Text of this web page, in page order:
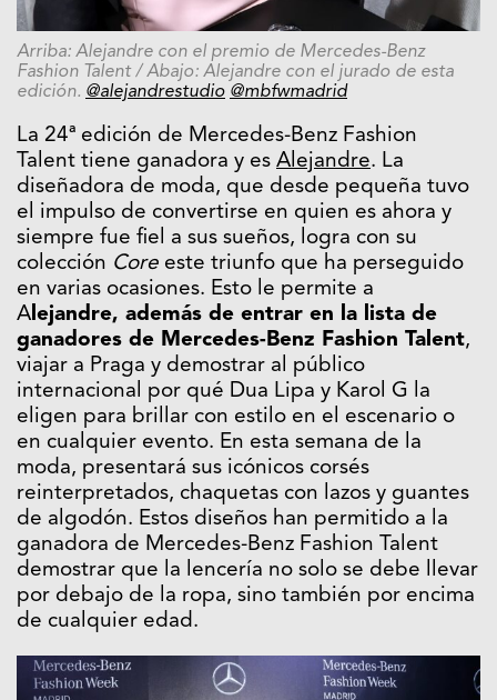
Arriba: Alejandre con el premio de Mercedes-Benz
Fashion Talent / Abajo: Alejandre con el jurado de esta
edición. @alejandrestudio @mbfwmadrid
La 24ª edición de Mercedes-Benz Fashion
Talent tiene ganadora y es Alejandre. La
diseñadora de moda, que desde pequeña tuvo
el impulso de convertirse en quien es ahora y
siempre fue fiel a sus sueños, logra con su
colección Core este triunfo que ha perseguido
en varias ocasiones. Esto le permite a
A lejandre, además de entrar en la lista de
ganadores de Mercedes-Benz Fashion Talent,
viajar a Praga y demostrar al público
internacional por qué Dua Lipa y Karol G la
eligen para brillar con estilo en el escenario o
en cualquier evento. En esta semana de la
moda, presentará sus icónicos corsés
reinterpretados, chaquetas con lazos y guantes
de algodón. Estos diseños han permitido a la
ganadora de Mercedes-Benz Fashion Talent
demostrar que la lencería no solo se debe llevar
por debajo de la ropa, sino también por encima
de cualquier edad.